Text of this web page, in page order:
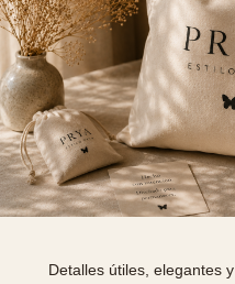
Detalles útiles, elegantes y